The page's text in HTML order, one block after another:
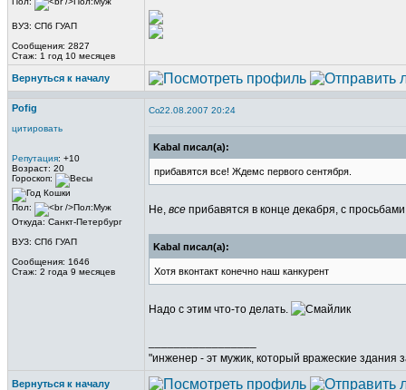
ВУЗ: СПб ГУАП
Сообщения: 2827
Стаж: 1 год 10 месяцев
Вернуться к началу
Pofig
цитировать
Репутация: +10
Возраст: 20
Гороскоп:
Пол:
Откуда: Санкт-Петербург
ВУЗ: СПб ГУАП
Сообщения: 1646
Стаж: 2 года 9 месяцев
22.08.2007 20:24
Kabal писал(а):
прибавятся все! Ждемс первого сентября.
Не, все прибавятся в конце декабря, с
Kabal писал(а):
Хотя вконтакт конечно наш канкурент
Надо с этим что-то делать.
"инженер - эт мужик, который вражеские здания
Вернуться к началу